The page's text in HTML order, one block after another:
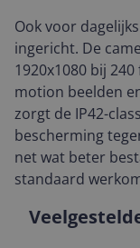
Ook voor
ingericht. De
1920x1080 bij
motion beelden
zorgt de IP42-
bescherming
net wat beter
standaard